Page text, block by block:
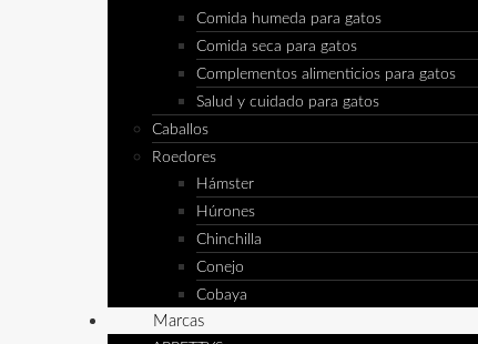
Comida humeda para gatos
Comida seca para gatos
Complementos alimenticios para gatos
Salud y cuidado para gatos
Caballos
Roedores
Hámster
Húrones
Chinchilla
Conejo
Cobaya
Marcas